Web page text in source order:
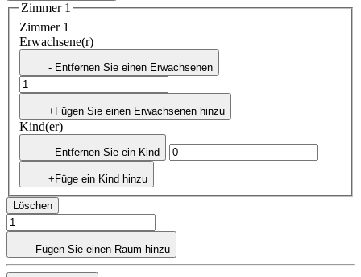
Zimmer 1
Zimmer 1
Erwachsene(r)
- Entfernen Sie einen Erwachsenen
+Fügen Sie einen Erwachsenen hinzu
Kind(er)
- Entfernen Sie ein Kind
+Füge ein Kind hinzu
Löschen
Fügen Sie einen Raum hinzu